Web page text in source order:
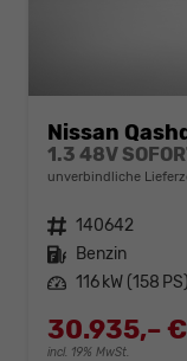
Nissan
1.3 48V
unverbindliche
Fahrzeugnr. 140642
Kraftstoff Benzin
Leistung 116 kW (158 PS)
30.935,– €
incl. 19% MwSt.